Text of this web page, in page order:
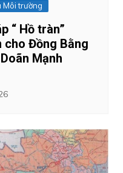
Môi trường
“ Hồ tràn”
cho Đồng Bằng
Mạnh